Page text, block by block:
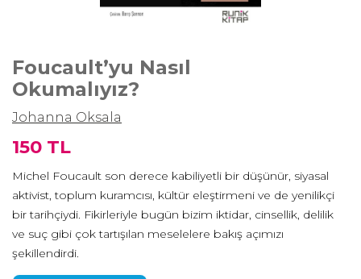
Foucault’yu Nasıl
Okumalıyız?
Johanna Oksala
150 TL
Michel Foucault son derece kabiliyetli bir düşünür, siyasal
aktivist, toplum kuramcısı, kültür eleştirmeni ve de yenilikçi
bir tarihçiydi. Fikirleriyle bugün bizim iktidar, cinsellik, delilik
ve suç gibi çok tartışılan meselelere bakış açımızı
şekillendirdi.